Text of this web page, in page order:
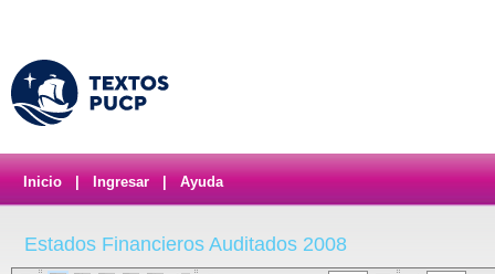
Inicio Ingresar Ayuda
Estados Financieros Auditados 2008